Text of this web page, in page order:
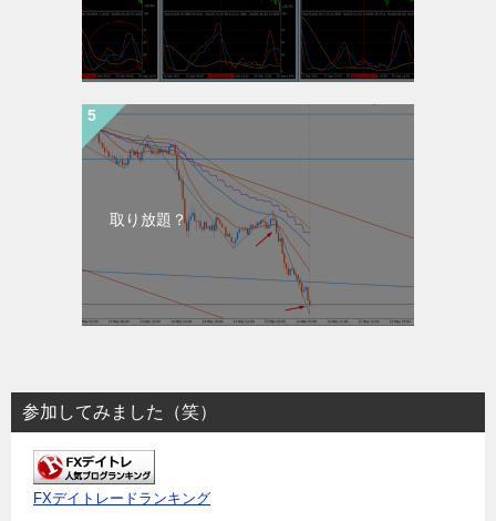
取り放題？
参加してみました（笑）
FXデイトレードランキング